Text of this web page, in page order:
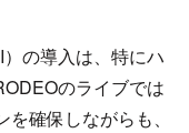
の導入は、特にハ
のライブでは
確保しながらも、